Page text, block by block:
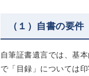
（１）自書の要件
自筆証書遺言では、基
で「目録」については